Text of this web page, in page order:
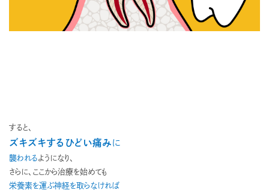
すると、
ズキズキするひどい痛みに
襲われるようになり、
さらに、ここから治療を始めても
栄養素を運ぶ神経を取らなければ